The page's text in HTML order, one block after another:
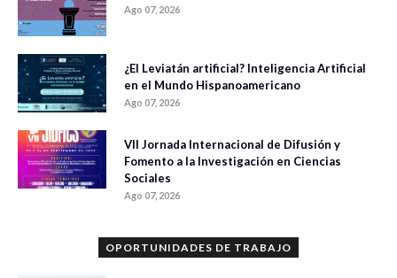
Ago 07, 2026
¿El Leviatán artificial? Inteligencia Artificial
en el Mundo Hispanoamericano
Ago 07, 2026
VII Jornada Internacional de Difusión y
Fomento a la Investigación en Ciencias
Sociales
Ago 07, 2026
OPORTUNIDADES DE TRABAJO